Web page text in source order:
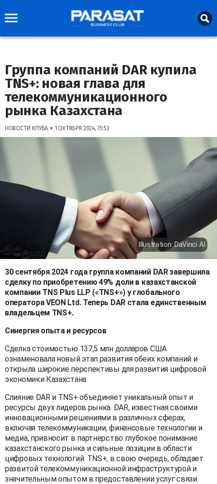
Группа компаний DAR купила
TNS+: новая глава для
телекоммуникационного
рынка Казахстана
НОВОСТИ КЛУБА • 1 ОКТЯБРЯ 2024, 15:53
Illustration: DaVinci AI
30 сентября 2024 года группа компаний DAR завершила
сделку по приобретению 49% доли в казахстанской
компании TNS Plus LLP («TNS+») у глобального
оператора VEON Ltd. Теперь DAR стала единственным
владельцем TNS+.
Синергия опыта и ресурсов
Сделка стоимостью 137,5 млн долларов США
ознаменовала новый этап развития обеих компаний и
открыла широкие перспективы для развития цифровой
экономики Казахстана.
Слияние DAR и TNS+ объединяет уникальный опыт и
ресурсы двух лидеров рынка. DAR, известная своими
инновационными решениями в различных сферах,
включая телекоммуникации, финансовые технологии и
медиа, привносит в партнерство глубокое понимание
казахстанского рынка и сильные позиции в области
цифровых технологий. TNS+, в свою очередь, обладает
развитой телекоммуникационной инфраструктурой и
значительным опытом в предоставлении услуг связи.